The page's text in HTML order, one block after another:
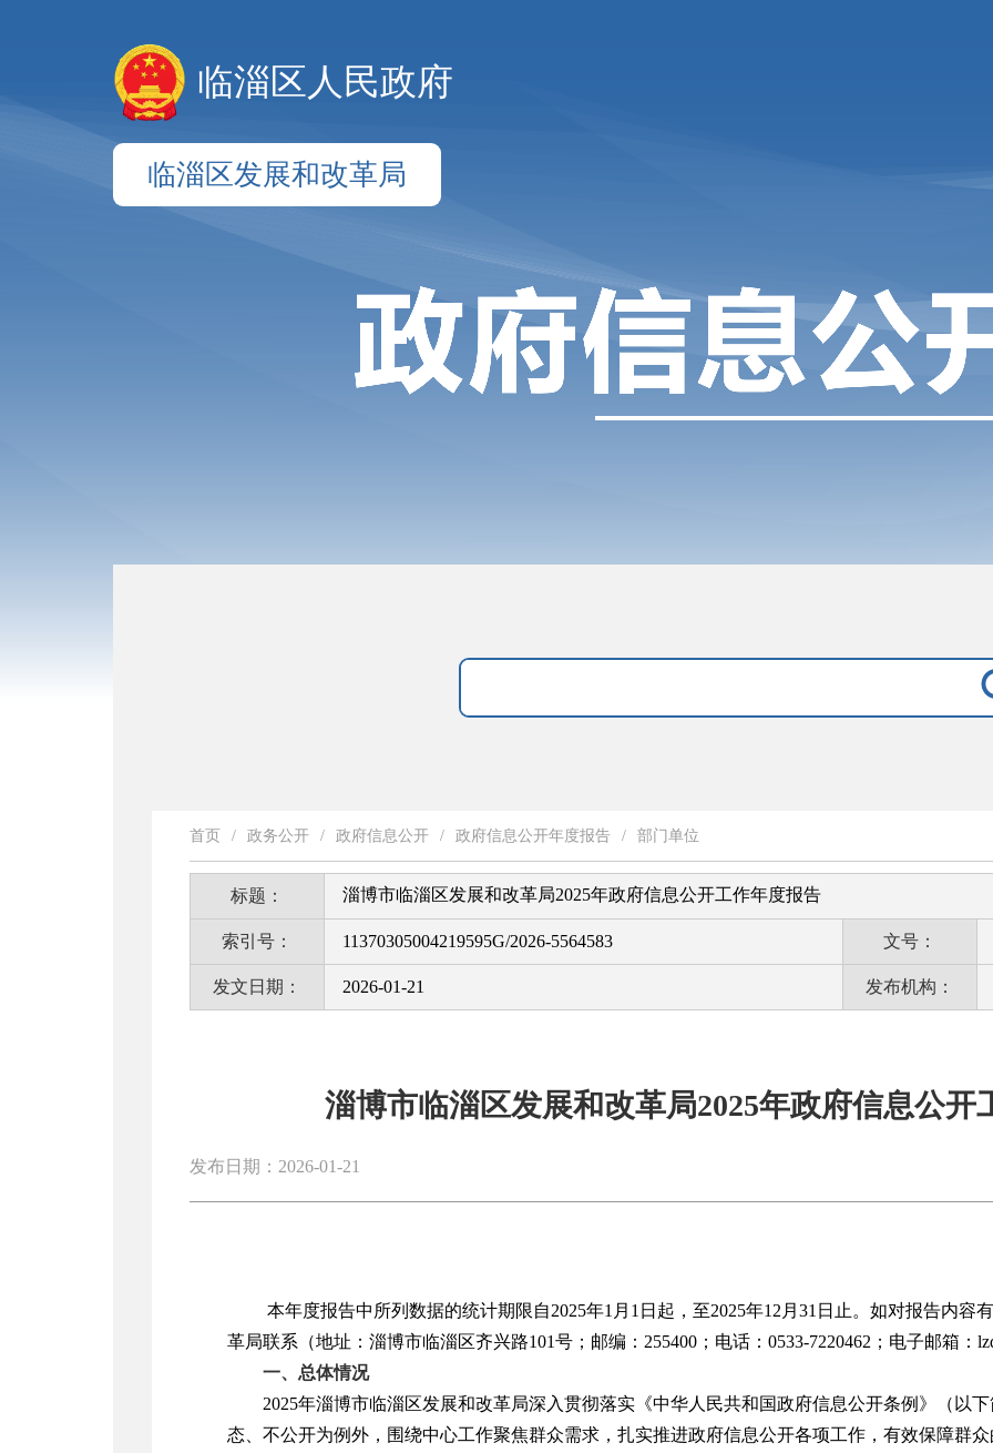
临淄区人民政府
临淄区发展和改革局
首页 / 政务公开 / 政府信息公开 / 政府信息公开年度报告 / 部门单位
标题： 淄博市临淄区发展和改革局2025年政府信息公开工作年度报告
索引号： 11370305004219595G/2026-5564583 文号：
发文日期： 2026-01-21 发布机构：
淄博市临淄区发展和改革局2025年政府信息公开
发布日期：2026-01-21
本年度报告中所列数据的统计期限自2025年1月1日起，至2025年12月31日止。如对报告内容
革局联系（地址： 淄博市临淄区齐兴路101号 ；邮编： 255400 ；电话： 0533-7220462 ；电子邮箱：
一、总体情况
2025年淄博市临淄区发展和改革局深入贯彻落实《中华人民共和国政府信息公开条例》（以
态、不公开为例外，围绕中心工作聚焦群众需求，扎实推进政府信息公开各项工作，有效保障群